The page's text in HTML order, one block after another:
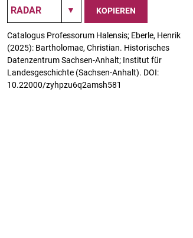
KOPIEREN
Catalogus Professorum Halensis; Eberle, Henrik
(2025): Bartholomae, Christian. Historisches
Datenzentrum Sachsen-Anhalt; Institut für
Landesgeschichte (Sachsen-Anhalt). DOI:
10.22000/zyhpzu6q2amsh581